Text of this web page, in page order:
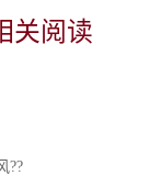
关阅读
??